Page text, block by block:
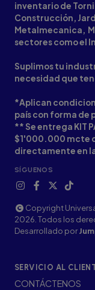
inventario de
Construcción,
Metalmecanica,
sectores como el
Suplimos tu
necesidad que
*Aplican
país con forma
** Se entrega KIT
$1'000.000 mcte
directamente en
SÍGUENOS
Copyright
2026. Todos los
Desarrollado por
SERVICIO AL
CONTÁCTENOS